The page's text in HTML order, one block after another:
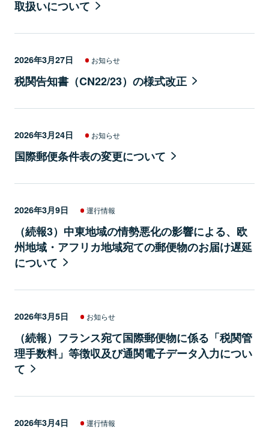
取扱いについて
2026年3月27日 お知らせ
税関告知書（CN22/23）の様式改正
2026年3月24日 お知らせ
国際郵便条件表の変更について
2026年3月9日 運行情報
（続報3）中東地域の情勢悪化の影響による、欧
州地域・アフリカ地域宛ての郵便物のお届け遅延
について
2026年3月5日 お知らせ
（続報）フランス宛て国際郵便物に係る「税関管
理手数料」等徴収及び通関電子データ入力につい
て
2026年3月4日 運行情報